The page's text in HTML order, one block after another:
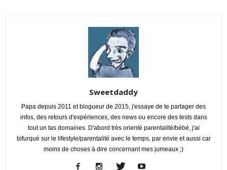
Sweetdaddy
Papa depuis 2011 et blogueur de 2015, j'essaye de te partager des
infos, des retours d'expériences, des news ou encore des tests dans
tout un tas domaines. D'abord très orienté parentalité/bébé, j'ai
bifurqué sur le lifestyle/parentalité avec le temps, par envie et aussi car
moins de choses à dire concernant mes jumeaux ;)